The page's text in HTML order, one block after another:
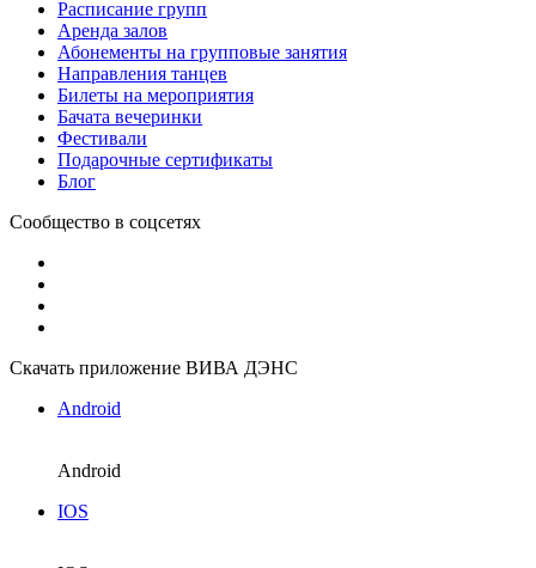
Расписание групп
Аренда залов
Абонементы на групповые занятия
Направления танцев
Билеты на мероприятия
Бачата вечеринки
Фестивали
Подарочные сертификаты
Блог
Сообщество в соцсетях
Скачать приложение ВИВА ДЭНС
Android
Android
IOS